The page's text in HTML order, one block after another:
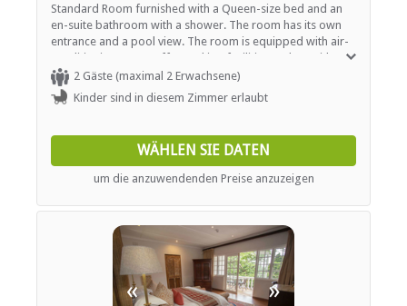
Standard Room furnished with a Queen-size bed and an
en-suite bathroom with a shower. The room has its own
entrance and a pool view. The room is equipped with air-
conditioning, tea / coffee making facilities and TV with
DSTV.2 Gäste (maximal 2 Erwachsene)
Kinder sind in diesem Zimmer erlaubt
WÄHLEN SIE DATEN
um die anzuwendenden Preise anzuzeigen
« »